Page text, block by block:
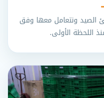
الصيد ونتعامل معها وفق
اللحظة الأولى.